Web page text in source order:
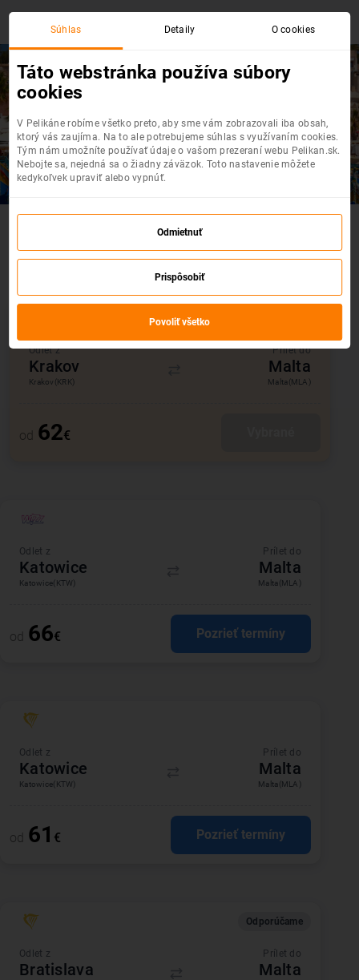
Top akciové letenky na jednom mieste
Akčné letenky : Krakov - Malta
Vyberte si z výpredaja leteniek
Odlet z
Krakov
Prílet do
Malta
Krakov (KRK) Malta(MLA)
od 62€
Odlet z
Katowice
Prílet do
Malta
Katowice(KTW) Malta(MLA)
od 66€ Pozrieť termíny
Odlet z
Katowice
Prílet do
Malta
Katowice(KTW) Malta(MLA)
od 61 € Pozrieť termíny
Odporúčame
Odlet z
Bratislava
Prílet do
Malta
Súhlas Detaily O cookies
Táto webstránka používa súbory
cookies
V Pelikáne robíme všetko preto, aby sme vám zobrazovali iba obsah,
ktorý vás zaujíma. Na to ale potrebujeme súhlas s využívaním cookies.
Tým nám umožníte používať údaje o vašom prezeraní webu Pelikan.sk.
Nebojte sa, nejedná sa o žiadny záväzok. Toto nastavenie môžete
kedykoľvek upraviť alebo vypnúť.
Odmietnuť
Prispôsobiť
Povoliť všetko